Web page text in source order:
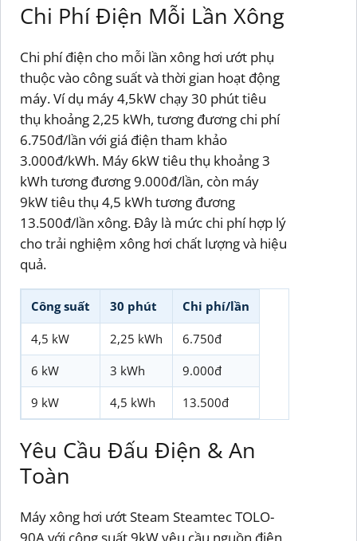
Chi Phí Điện Mỗi Lần Xông
Chi phí điện cho mỗi lần xông hơi ướt phụ
thuộc vào công suất và thời gian hoạt động
máy. Ví dụ máy 4,5kW chạy 30 phút tiêu
thụ khoảng 2,25 kWh, tương đương chi phí
6.750đ/lần với giá điện tham khảo
3.000đ/kWh. Máy 6kW tiêu thụ khoảng 3
kWh tương đương 9.000đ/lần, còn máy
9kW tiêu thụ 4,5 kWh tương đương
13.500đ/lần xông. Đây là mức chi phí hợp lý
cho trải nghiệm xông hơi chất lượng và hiệu
quả.
Công suất 30 phút Chi phí/lần
4,5 kW 2,25 kWh 6.750đ
6 kW 3 kWh 9.000đ
9 kW 4,5 kWh 13.500đ
Yêu Cầu Đấu Điện & An
Toàn
Máy xông hơi ướt Steam Steamtec TOLO-